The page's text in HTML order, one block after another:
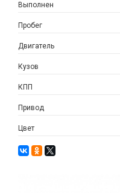
Выполнен
Пробег
Двигатель
Кузов
КПП
Привод
Цвет